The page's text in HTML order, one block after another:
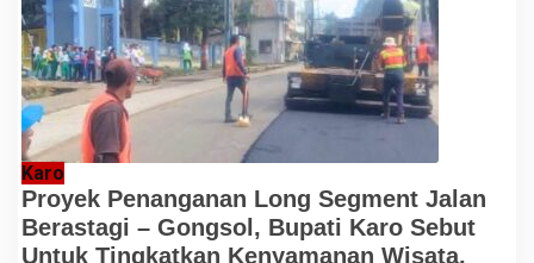
Karo
Proyek Penanganan Long Segment Jalan
Berastagi – Gongsol, Bupati Karo Sebut
Untuk Tingkatkan Kenyamanan Wisata,